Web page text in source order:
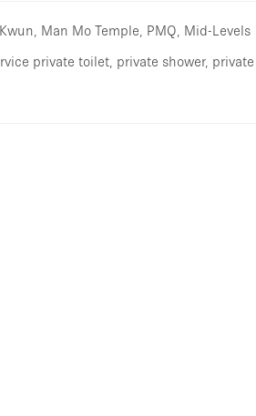
Man Mo Temple, PMQ, Mid-Levels
private toilet, private shower, private